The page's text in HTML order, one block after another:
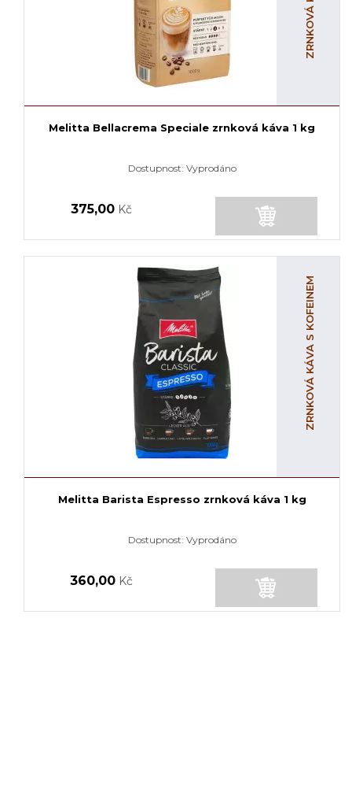
Melitta Bellacrema Speciale zrnková káva 1 kg
Dostupnost: Vyprodáno
375,00 Kč
ZRNKOVÁ KÁVA S KOFEINEM
Melitta Barista Espresso zrnková káva 1 kg
Dostupnost: Vyprodáno
360,00 Kč